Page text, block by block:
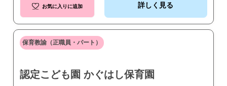
お気に入りに追加 詳しく見る
保育教諭（正職員・パート）
認定こども園 かぐはし保育園